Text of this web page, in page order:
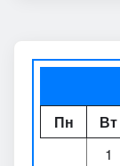
Пн
Вт
1